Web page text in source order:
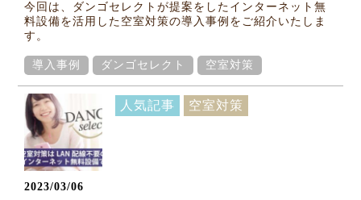
今回は、ダンゴセレクトが提案をしたインターネット無
料設備を活用した空室対策の導入事例をご紹介いたしま
す。
導入事例 ダンゴセレクト 空室対策
人気記事 空室対策
2023/03/06